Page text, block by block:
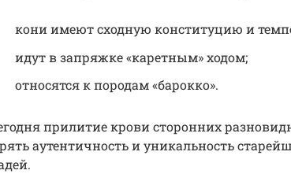
кони имеют сходную конституцию и
идут в запряжке «каретным» ходом;
относятся к породам «барокко».
прилитие крови сторонних
аутентичность и уникальность